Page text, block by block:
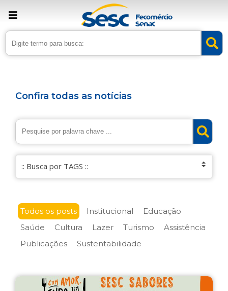
Confira todas as notícias
Todos os posts Institucional
Educação
Saúde
Cultura Lazer Turismo
Assistência
Publicações
Sustentabilidade